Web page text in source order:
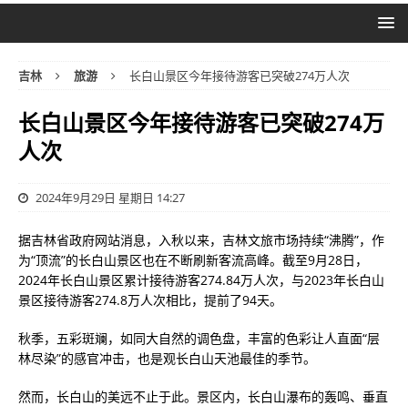
吉林 旅游 长白山景区今年接待游客已突破274万人次
长白山景区今年接待游客已突破274万
人次
2024年9月29日 星期日 14:27
据吉林省政府网站消息，入秋以来，吉林文旅市场持续“沸腾”，作
为“顶流”的长白山景区也在不断刷新客流高峰。截至9月28日，
2024年长白山景区累计接待游客274.84万人次，与2023年长白山
景区接待游客274.8万人次相比，提前了94天。
秋季，五彩斑斓，如同大自然的调色盘，丰富的色彩让人直面“层
林尽染”的感官冲击，也是观长白山天池最佳的季节。
然而，长白山的美远不止于此。景区内，长白山瀑布的轰鸣、垂直